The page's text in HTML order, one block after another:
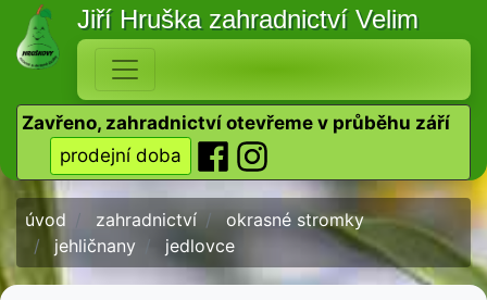
Jiří Hruška zahradnictví Velim
Zavřeno, zahradnictví otevřeme v průběhu září
prodejní doba
úvod zahradnictví
okrasné stromky
jehličnany
jedlovce